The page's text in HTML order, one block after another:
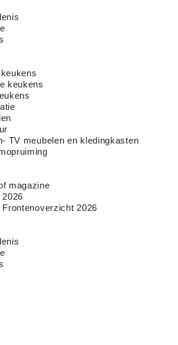
keukens
TV meubelen en kledingkasten
magazine
Frontenoverzicht 2026